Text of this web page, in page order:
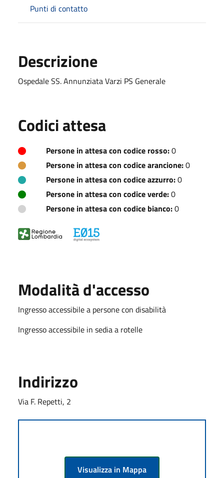
Punti di contatto
Descrizione
Ospedale SS. Annunziata Varzi PS Generale
Codici attesa
Persone in attesa con codice rosso:0
Persone in attesa con codice arancione:0
Persone in attesa con codice azzurro:0
Persone in attesa con codice verde:0
Persone in attesa con codice bianco:0
Modalità d'accesso
Ingresso accessibile a persone con disabilità
Ingresso accessibile in sedia a rotelle
Indirizzo
Via F. Repetti, 2
Visualizza in Mappa